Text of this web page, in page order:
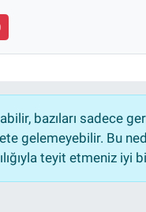
bazıları sadece
gelemeyebilir. Bu
teyit etmeniz iyi